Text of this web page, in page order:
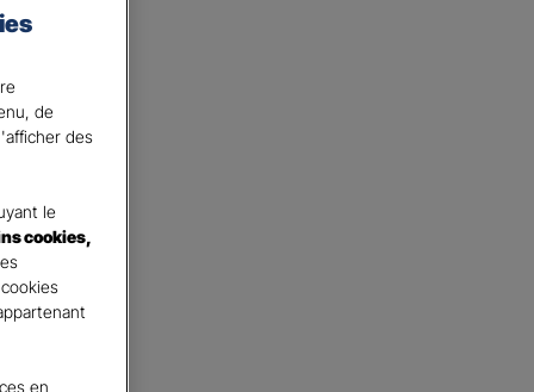
vous pouvez causer
pensez à Gan
de
des
le
cookies,
en